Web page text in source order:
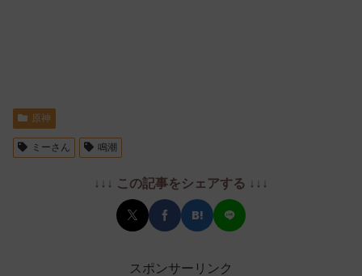
原神
ミーさん 鳴潮
↓↓↓ この記事をシェアする ↓↓↓
スポンサーリンク